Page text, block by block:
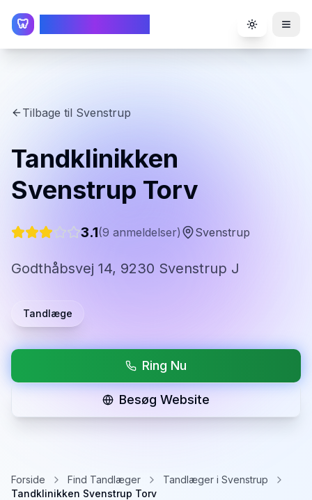
🦷 Toggle
Tilbage til Svenstrup
Tandklinikken
Svenstrup Torv
3.1(9 anmeldelser) Svenstrup
Godthåbsvej 14, 9230 Svenstrup J
Tandlæge
Ring Nu
Besøg Website
Forside Find Tandlæger
Tandlæger i Svenstrup
Tandklinikken Svenstrup Torv